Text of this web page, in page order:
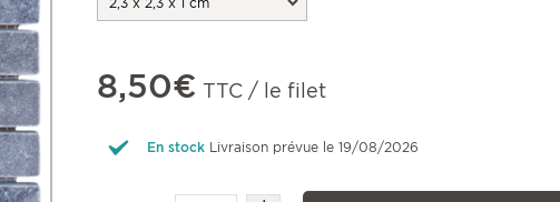
8,50€ TTC / le filet
En stock Livraison prévue le 19/08/2026